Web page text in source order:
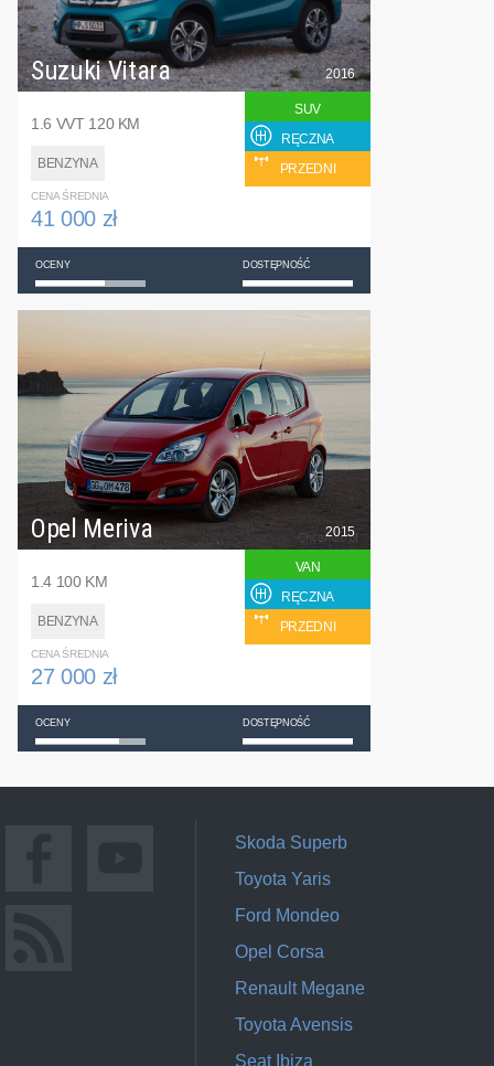
Suzuki Vitara
1.6 VVT 120 KM
BENZYNA
2016
SUV
RĘCZNA
PRZEDNI
CENA ŚREDNIA
41 000 zł
OCENY DOSTĘPNOŚĆ
Opel Meriva
1.4 100 KM
BENZYNA
2015
VAN
RĘCZNA
PRZEDNI
CENA ŚREDNIA
27 000 zł
OCENY DOSTĘPNOŚĆ
Skoda Superb
Toyota Yaris
Ford Mondeo
Opel Corsa
Renault Megane
Toyota Avensis
Seat Ibiza